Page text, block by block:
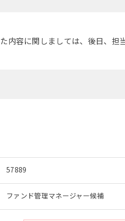
内容に関しましては、後日、担
57889
ファンド管理マネージャー候補